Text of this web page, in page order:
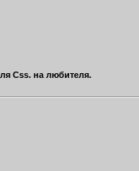
Css. на любителя.